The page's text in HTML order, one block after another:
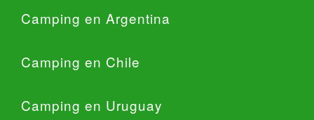
Camping en Argentina
Camping en Chile
Camping en Uruguay